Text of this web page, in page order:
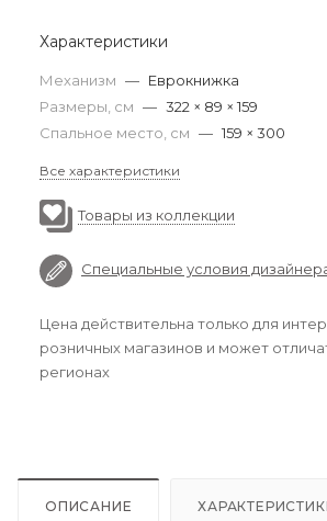
Характеристики
Механизм — Еврокнижка
Размеры, см — 322 × 89 × 159
Спальное место, см — 159 × 300
Все характеристики
Товары из коллекции
Специальные условия
Цена действительна только для
розничных магазинов и может
регионах
ОПИСАНИЕ